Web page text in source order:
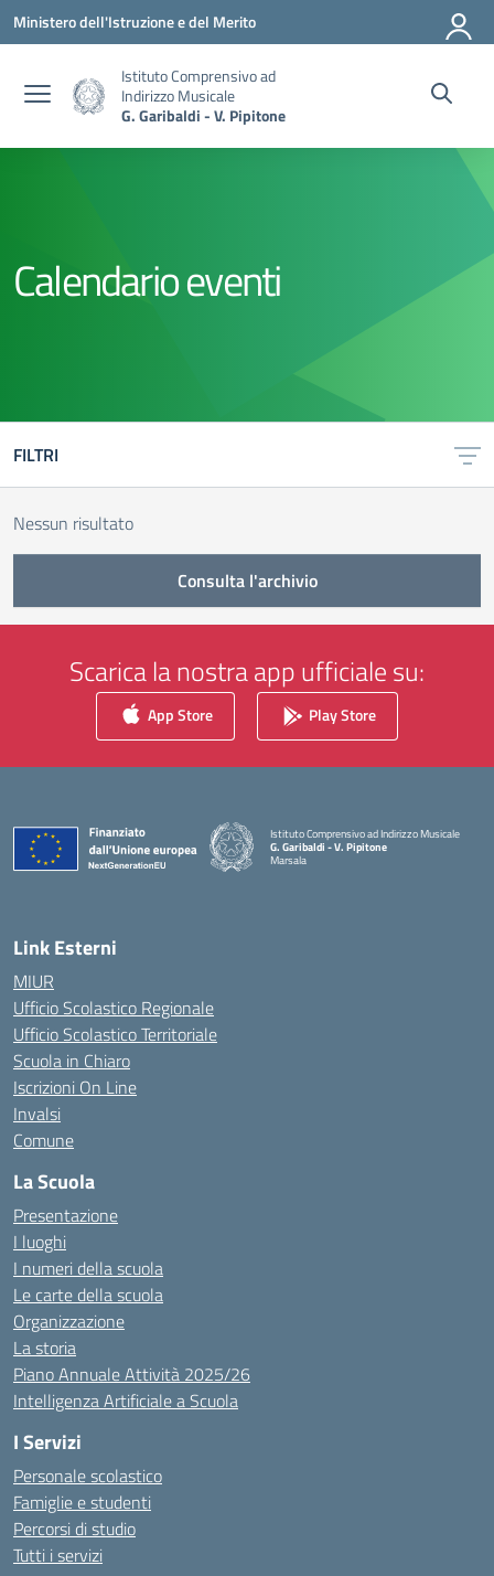
Vai ai contenuti
Vai al menu di navigazione
Vai al footer
Ministero dell'Istruzione e del Merito
Istituto Comprensivo ad
Indirizzo Musicale
G. Garibaldi - V. Pipitone
Calendario eventi
FILTRI
Nessun risultato
Consulta l'archivio
Scarica la nostra app ufficiale su:
App Store Play Store
Istituto Comprensivo ad Indirizzo Musicale
G. Garibaldi - V. Pipitone
Marsala
Link Esterni
MIUR
Ufficio Scolastico Regionale
Ufficio Scolastico Territoriale
Scuola in Chiaro
Iscrizioni On Line
Invalsi
Comune
La Scuola
Presentazione
I luoghi
I numeri della scuola
Le carte della scuola
Organizzazione
La storia
Piano Annuale Attività 2025/26
Intelligenza Artificiale a Scuola
I Servizi
Personale scolastico
Famiglie e studenti
Percorsi di studio
Tutti i servizi